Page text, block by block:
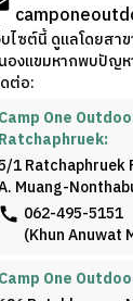
บไซต์นี้ ดูแลโดยสา
องแขมหากพบปัญห
ต่อ:
Camp One
Ratchaphruek:
1 Ratchaphruek
Muang-
062-495-5151
(Khun Anuwat
Camp One